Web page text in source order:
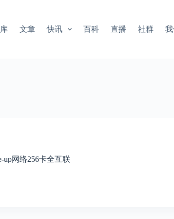
文章 快讯 百科 直播 社群
up网络256卡全互联